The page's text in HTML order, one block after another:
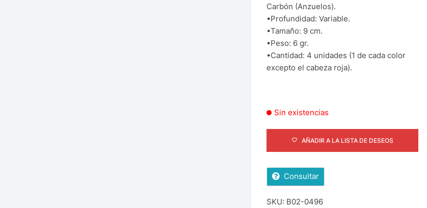
Carbón (Anzuelos).
•Profundidad: Variable.
•Tamaño: 9 cm.
•Peso: 6 gr.
•Cantidad: 4 unidades (1 de cada color
excepto el cabeza roja).
Sin existencias
AÑADIR A LA LISTA DE DESEOS
Consultar
SKU: B02-0496